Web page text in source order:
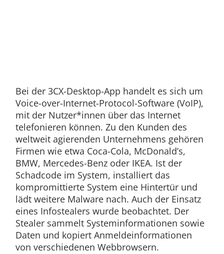
Bei der 3CX-Desktop-App handelt es sich um
Voice-over-Internet-Protocol-Software (VoIP),
mit der Nutzer*innen über das Internet
telefonieren können. Zu den Kunden des
weltweit agierenden Unternehmens gehören
Firmen wie etwa Coca-Cola, McDonald’s,
BMW, Mercedes-Benz oder IKEA. Ist der
Schadcode im System, installiert das
kompromittierte System eine Hintertür und
lädt weitere Malware nach. Auch der Einsatz
eines Infostealers wurde beobachtet. Der
Stealer sammelt Systeminformationen sowie
Daten und kopiert Anmeldeinformationen
von verschiedenen Webbrowsern.